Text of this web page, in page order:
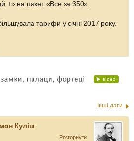
+» на пакет «Все за 350».
тарифи у січні 2017 року.
Інші дати
Куліш
Розгорнути